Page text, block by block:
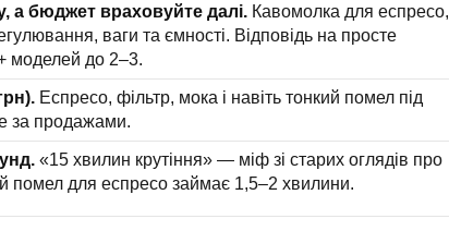
а бюджет враховуйте далі. Кавомолка для еспресо,
ваги та ємності. Відповідь на просте
моделей до 2–3.
Еспресо, фільтр, мока і навіть тонкий помел під
за продажами.
«15 хвилин крутіння» — міф зі старих оглядів про
помел для еспресо займає 1,5–2 хвилини.